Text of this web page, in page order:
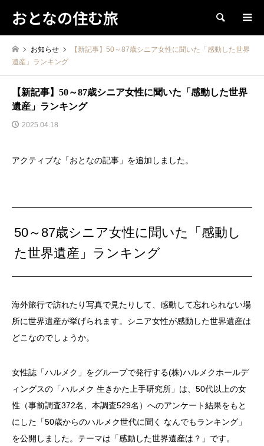
おとなの住む旅 検索
お知らせ
【新記事】50～87歳シニア女性に聞いた「感動した世界
遺産」ランキング
【新記事】50～87歳シニア女性に聞いた「感動した世界
遺産」ランキング
2025.04.18
アクティブな「おとなの記事」を追加しました。
50～87歳シニア女性に聞いた「感動し
た世界遺産」ランキング
海外旅行で訪れたり写真で見たりして、感動して忘れられない場
所に世界遺産が挙げられます。シニア女性が感動した世界遺産は
どこなのでしょうか。
女性誌「ハルメク」をグループで発行する(株)ハルメクホールデ
ィングスの「ハルメク 生きかた上手研究所」は、50代以上の女
性（事前調査372名、本調査529名）へのアンケート結果をもと
にした「50歳からのハルメク世代に聞く なんでもランキング」
を公開しました。テーマは「感動した世界遺産は？」です。